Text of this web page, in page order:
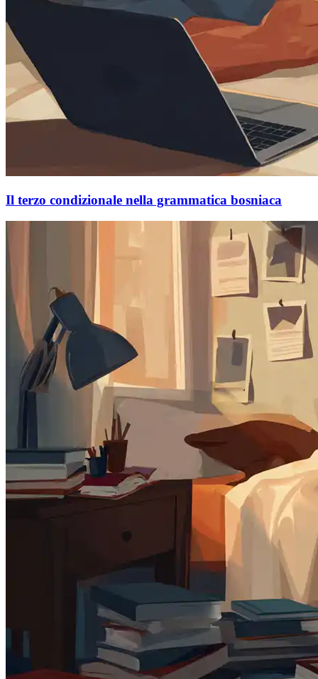
Il terzo condizionale nella grammatica bosniaca